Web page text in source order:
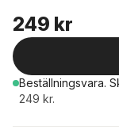
249 kr
Beställningsvara.
249 kr.